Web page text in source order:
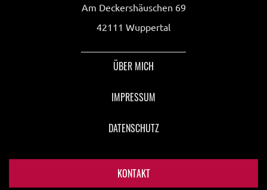
Am Deckershäuschen 69
42111 Wuppertal
ÜBER MICH
IMPRESSUM
DATENSCHUTZ
KONTAKT